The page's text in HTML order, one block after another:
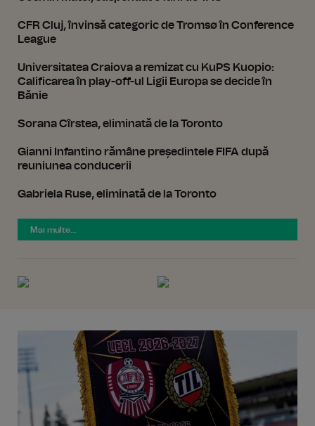
CFR Cluj, învinsă categoric de Tromsø în Conference
League
Universitatea Craiova a remizat cu KuPS Kuopio:
Calificarea în play-off-ul Ligii Europa se decide în
Bănie
Sorana Cîrstea, eliminată de la Toronto
Gianni Infantino rămâne președintele FIFA după
reuniunea conducerii
Gabriela Ruse, eliminată de la Toronto
Mai multe...